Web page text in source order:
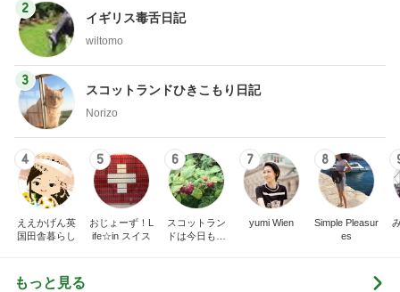
2
イギリス毒舌日記
wiltomo
3
スコットランドひきこもり日記
Norizo
4
ええかげん英
国田舎暮らし
5
おじょーず！L
ife☆in スイス
6
スコットラン
ドは今日も曇
7
yumi Wien
8
Simple Pleasur
es
もっと見る